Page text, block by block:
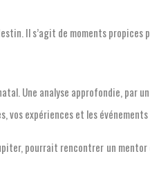
Il s’agit de moments propices
Une analyse approfondie,
vos expériences et les
pourrait rencontrer un